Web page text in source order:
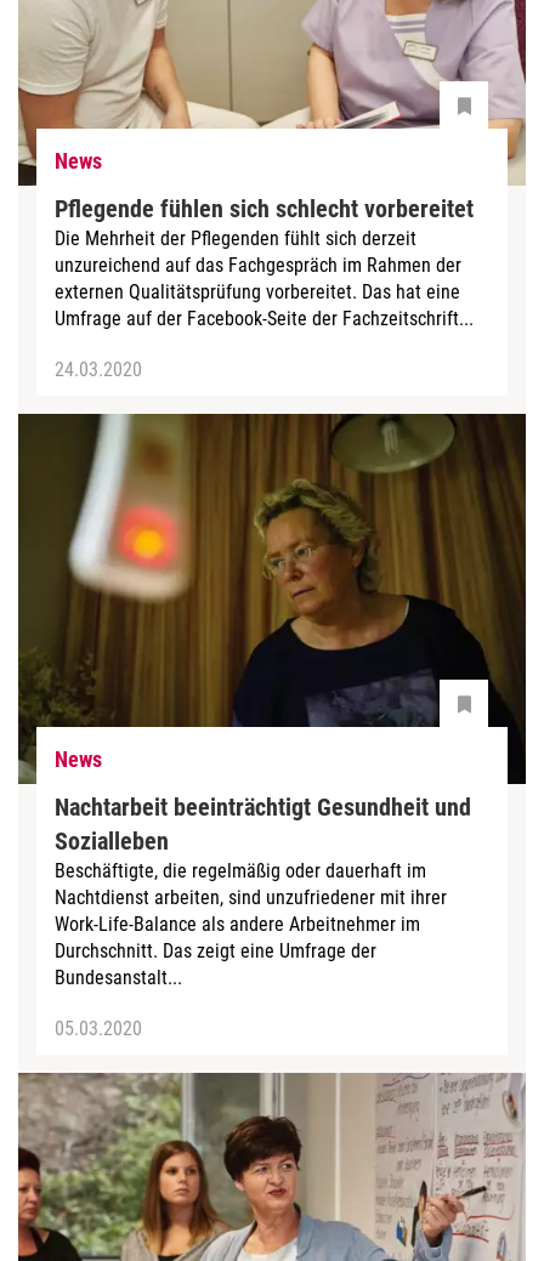
News
Pflegende fühlen sich schlecht vorbereitet
Die Mehrheit der Pflegenden fühlt sich derzeit
unzureichend auf das Fachgespräch im Rahmen der
externen Qualitätsprüfung vorbereitet. Das hat eine
Umfrage auf der Facebook-Seite der Fachzeitschrift...
24.03.2020
News
Nachtarbeit beeinträchtigt Gesundheit und
Sozialleben
Beschäftigte, die regelmäßig oder dauerhaft im
Nachtdienst arbeiten, sind unzufriedener mit ihrer
Work-Life-Balance als andere Arbeitnehmer im
Durchschnitt. Das zeigt eine Umfrage der
Bundesanstalt...
05.03.2020